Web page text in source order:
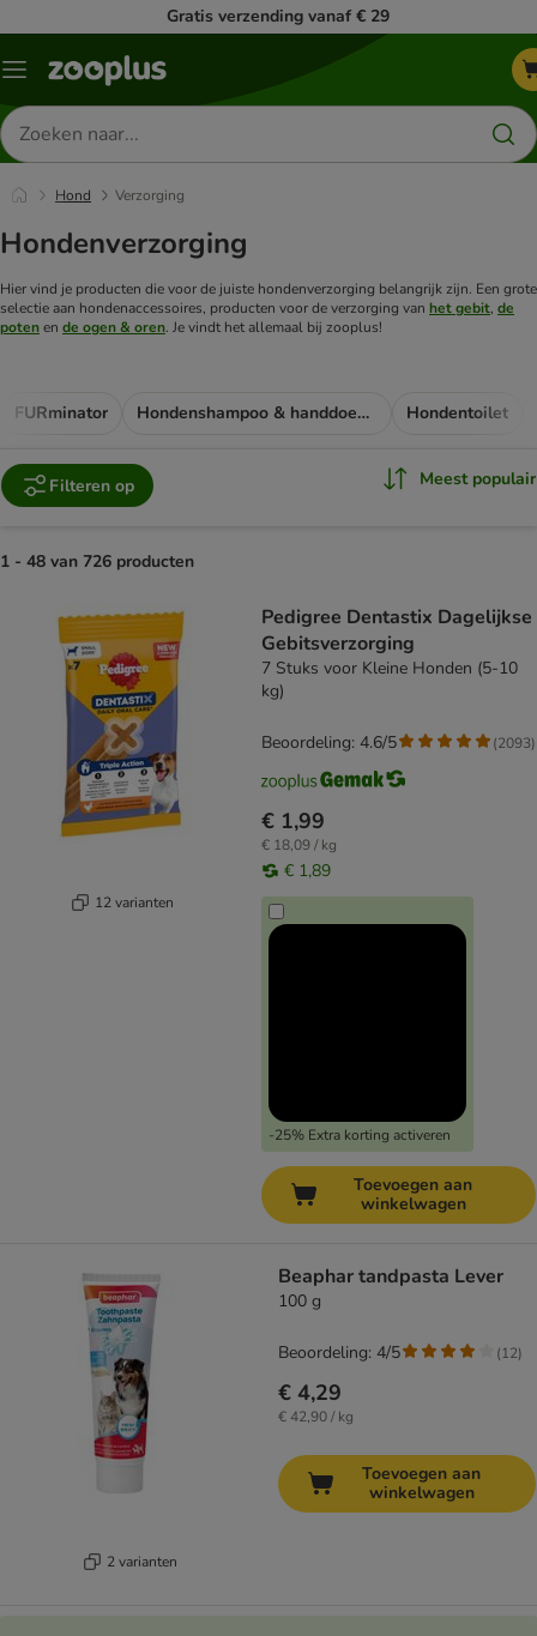
Gratis verzending vanaf € 29
Menu
Zoeken
naar
producten
Hond Verzorging
Hondenverzorging
Hier vind je producten die voor de juiste hondenverzorging belangrijk zijn. Een grote
selectie aan hondenaccessoires, producten voor de verzorging van het gebit, de
potenen de ogen & oren. Je vindt het allemaal bij zooplus!
FURminator Hondenshampoo & handdoeken Hondentoilet
Filteren op Meest populair
1 - 48 van 726 producten
12 varianten
Pedigree Dentastix Dagelijkse
Gebitsverzorging
7 Stuks voor Kleine Honden (5-10
kg)
€ 1,99
€ 18,09 / kg
€ 1,89
-25% Extra korting activeren
Beoordeling: 4.6/5 (2093)
Toevoegen aan
winkelwagen
2 varianten
Beaphar tandpasta Lever
100 g
€ 4,29
€ 42,90 / kg
Beoordeling: 4/5 (12)
Toevoegen aan
winkelwagen